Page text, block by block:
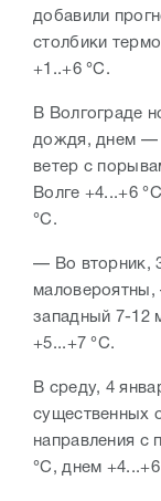
добавили
столбики
+1..+6 °С.
В Волгограде
дождя, днем —
ветер с
Волге +4...+6
°С.
— Во вторник,
западный 7-12
+5...+7 °С.
В среду, 4
существенных
направления с
°С, днем